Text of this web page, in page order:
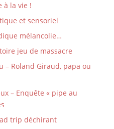
à la vie !
et sensoriel
mélancolie…
jeu de massacre
– Roland Giraud, papa ou
– Enquête « pipe au
trip déchirant